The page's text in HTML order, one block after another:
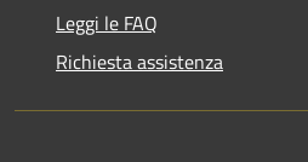
Leggi le FAQ
Richiesta assistenza